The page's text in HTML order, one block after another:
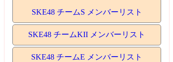
SKE48 チームS メンバーリスト
SKE48 チームKII メンバーリスト
SKE48 チームE メンバーリスト